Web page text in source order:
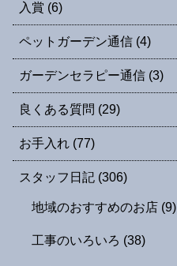
入賞 (6)
ペットガーデン通信 (4)
ガーデンセラピー通信 (3)
良くある質問 (29)
お手入れ (77)
スタッフ日記 (306)
地域のおすすめのお店 (9)
工事のいろいろ (38)